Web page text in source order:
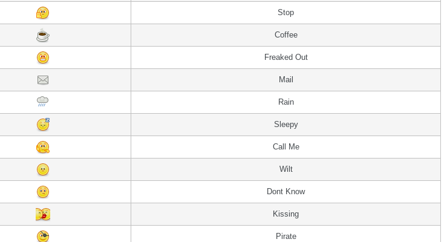
Stop
Coffee
Freaked Out
Mail
Rain
Sleepy
Call Me
Wilt
Dont Know
Kissing
Pirate